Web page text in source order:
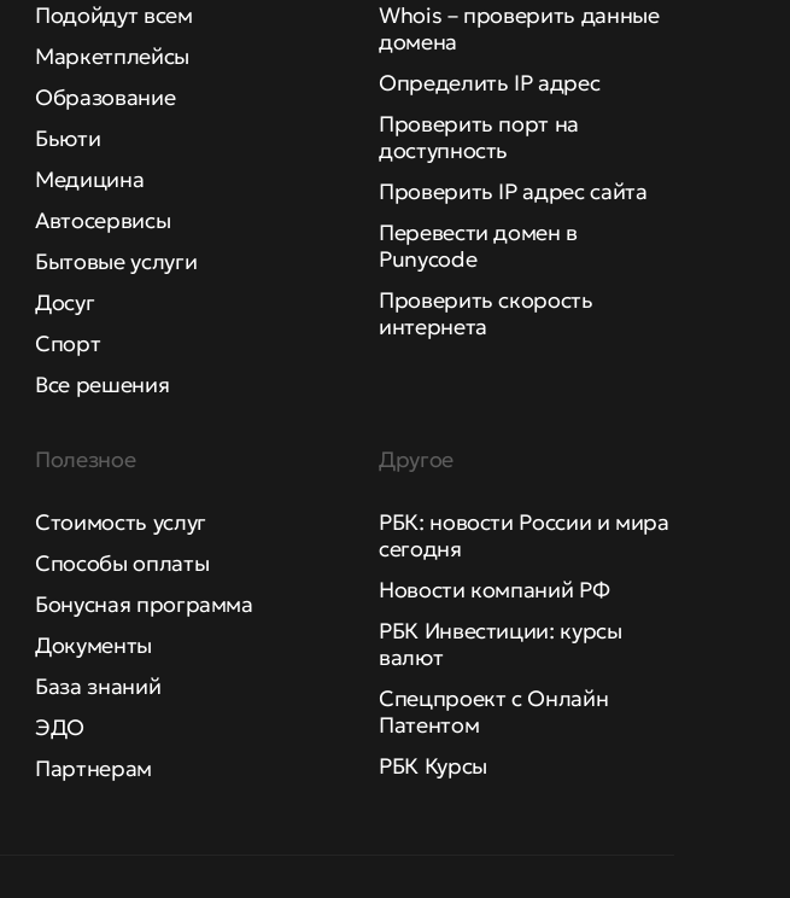
Подойдут всем
Маркетплейсы
Образование
Бьюти
Медицина
Автосервисы
Бытовые услуги
Досуг
Спорт
Все решения
Whois – проверить данные
домена
Определить IP адрес
Проверить порт на
доступность
Проверить IP адрес сайта
Перевести домен в
Punycode
Проверить скорость
интернета
Полезное
Стоимость услуг
Способы оплаты
Бонусная программа
Документы
База знаний
ЭДО
Партнерам
Другое
РБК: новости России и мира
сегодня
Новости компаний РФ
РБК Инвестиции: курсы
валют
Спецпроект с Онлайн
Патентом
РБК Курсы